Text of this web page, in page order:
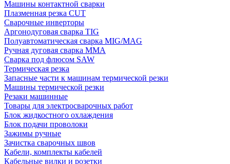
Машины контактной сварки
Плазменная резка CUT
Сварочные инверторы
Аргонодуговая сварка TIG
Полуавтоматическая сварка MIG/MAG
Ручная дуговая сварка MMA
Сварка под флюсом SAW
Термическая резка
Запасные части к машинам термической резки
Машины термической резки
Резаки машинные
Товары для электросварочных работ
Блок жидкостного охлаждения
Блок подачи проволоки
Зажимы ручные
Зачистка сварочных швов
Кабели, комплекты кабелей
Кабельные вилки и розетки